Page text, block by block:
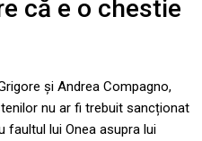
că e o chestie
și Andrea Compagno,
nu ar fi trebuit sancționat
faultul lui Onea asupra lui